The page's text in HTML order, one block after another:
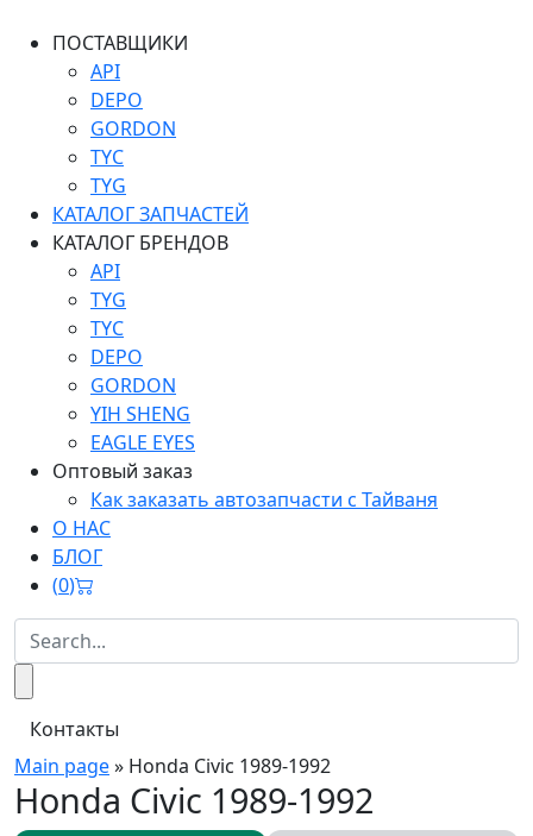
ПОСТАВЩИКИ
API
DEPO
GORDON
TYC
TYG
КАТАЛОГ ЗАПЧАСТЕЙ
КАТАЛОГ БРЕНДОВ
API
TYG
TYC
DEPO
GORDON
YIH SHENG
EAGLE EYES
Оптовый заказ
Как заказать автозапчасти с Тайваня
О НАС
БЛОГ
(0)
Контакты
Main page» Honda Civic 1989-1992
Honda Civic 1989-1992